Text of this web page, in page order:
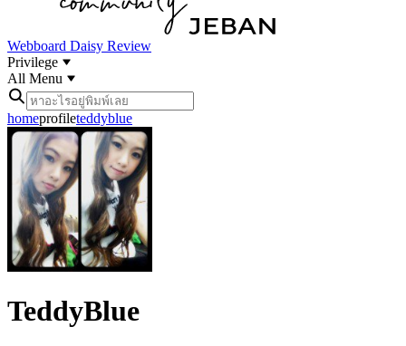
Webboard Daisy Review
Privilege
All Menu
homeprofileteddyblue
TeddyBlue